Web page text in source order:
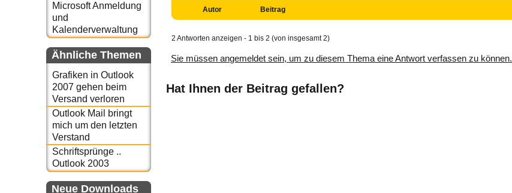
Microsoft Anmeldung
und
Kalenderverwaltung
Ähnliche Themen
Grafiken in Outlook
2007 gehen beim
Versand verloren
Outlook Mail bringt
mich um den letzten
Verstand
Schriftsprünge ..
Outlook 2003
Neue Downloads
Autor Beitrag
2 Antworten anzeigen - 1 bis 2 (von insgesamt 2)
Sie müssen angemeldet sein, um zu diesem Thema eine Antwort verfassen zu können.
Hat Ihnen der Beitrag gefallen?